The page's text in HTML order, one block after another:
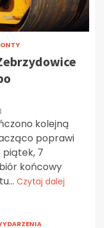
kolejną
poprawi
7
końcowy
Czytaj dalej